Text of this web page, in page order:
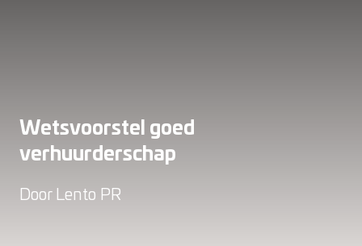
Wetsvoorstel goed
verhuurderschap
Door Lento PR